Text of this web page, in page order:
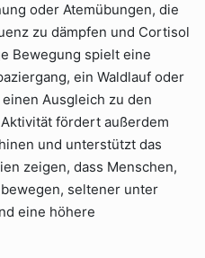
oder Atemübungen, die
zu dämpfen und Cortisol
Bewegung spielt eine
ein Waldlauf oder
Ausgleich zu den
fördert außerdem
und unterstützt das
zeigen, dass Menschen,
seltener unter
eine höhere